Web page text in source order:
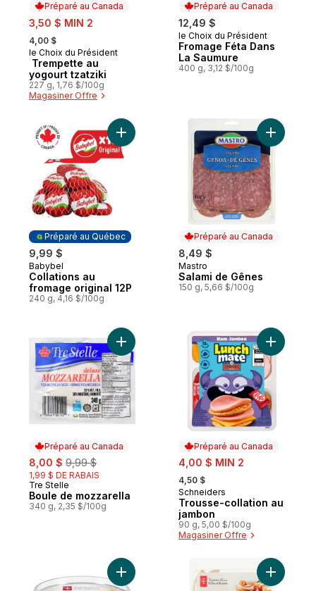
Préparé au Canada
sale:
3,50 $ MIN 2
, formerly:
4,00 $
Préparé au Canada
le Choix du Président
Trempette au
yogourt tzatziki
227 g, 1,76 $/100g
Magasiner Offre
Préparé au Canada
12,49 $
Préparé au Canada
le Choix du Président
Fromage Féta Dans
La Saumure
400 g, 3,12 $/100g
Préparé au Québec
9,99 $
Préparé au Québec
Babybel
Collations au
fromage original 12P
240 g, 4,16 $/100g
Ajouter Collations au fromage original
Préparé au Canada
8,49 $
Préparé au Canada
Mastro
Salami de Gênes
150 g, 5,66 $/100g
Ajouter
Préparé au Canada
sale:
8,00 $ , formerly:
9,99 $
1,99 $ DE RABAIS
Préparé au Canada
Tre Stelle
Boule de mozzarella
340 g, 2,35 $/100g
Ajouter Boule de mozzarella au panier
Préparé au Canada
sale:
4,00 $ MIN 2
, formerly:
4,50 $
Préparé au Canada
Schneiders
Trousse-collation au
jambon
90 g, 5,00 $/100g
Magasiner Offre
Ajouter
Ajouter Hummus à l'ail rôti au panierAjouter